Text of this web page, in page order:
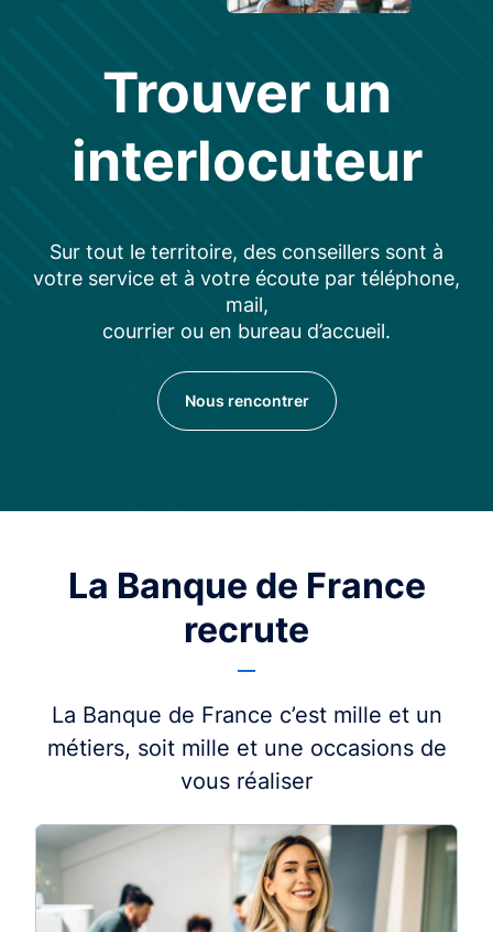
Trouver un
interlocuteur
Sur tout le territoire, des conseillers sont à
votre service et à votre écoute par téléphone,
mail,
courrier ou en bureau d’accueil.
Nous rencontrer
La Banque de France
recrute
La Banque de France c’est mille et un
métiers, soit mille et une occasions de
vous réaliser